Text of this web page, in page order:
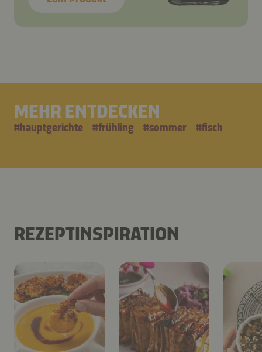
MEHR ENTDECKEN
#hauptgerichte #frühling #sommer #fisch
REZEPTINSPIRATION